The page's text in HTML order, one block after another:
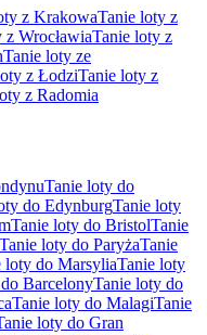
z KrakowaTanie loty z
WrocławiaTanie loty z
Tanie loty ze
z ŁodziTanie loty z
z Radomia
Tanie loty do
do EdynburgTanie loty
Tanie loty do BristolTanie
Tanie loty do ParyżaTanie
loty do MarsyliaTanie loty
BarcelonyTanie loty do
Tanie loty do MalagiTanie
loty do Gran